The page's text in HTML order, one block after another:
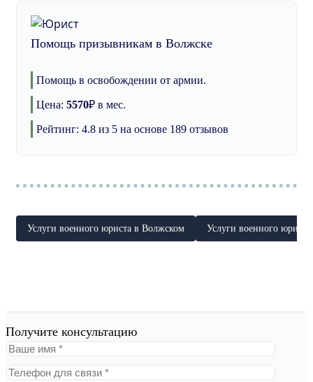
Помощь призывникам в Волжске
Помощь в освобождении от армии.
Цена: 5570₽ в мес.
Рейтинг: 4.8 из 5 на основе 189 отзывов
Услуги военного юриста в Волжском Услуги военного юриста
Получите консультацию